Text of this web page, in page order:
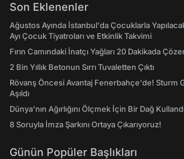
Son Eklenenler
Ağustos Ayında İstanbul'da Çocuklarla
Ayı Çocuk Tiyatroları ve Etkinlik Takvimi
Fırın Camındaki İnatçı Yağları 20 Dakikada
2 Bin Yıllık Betonun Sırrı Tuvaletten Çıktı
Rövanş Öncesi Avantaj Fenerbahçe'de! Sturm
Aşıldı
Dünya’nın Ağırlığını Ölçmek İçin Bir Dağ
8 Soruyla İmza Şarkını Ortaya Çıkarıyoruz!
Günün Popüler Başlıkları